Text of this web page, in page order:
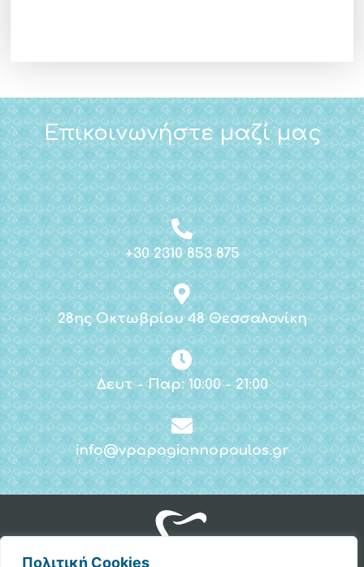
Πολιτική Cookies
Επικοινωνήστε μαζί μας
+30 2310 853 875
28ης Οκτωβρίου 48 Θεσσαλονίκη
Δευτ - Παρ: 10:00 - 21:00
info@vpapagiannopoulos.gr